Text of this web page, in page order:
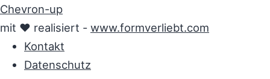
Chevron-up
mit ♥ realisiert - www.formverliebt.com
Kontakt
Datenschutz